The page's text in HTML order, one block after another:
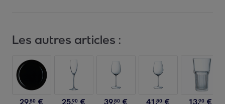
Les autres articles :
29,80 € 25,90 € 39,80 € 41,80 € 13,90 €